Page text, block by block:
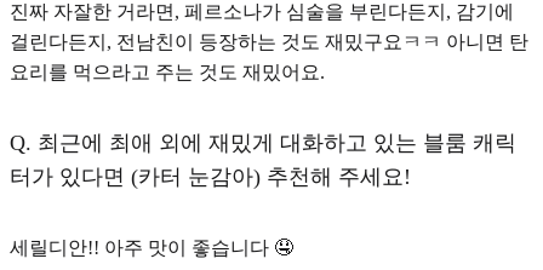
진짜 자잘한 거라면, 페르소나가 심술을 부린다든지, 감기에
걸린다든지, 전남친이 등장하는 것도 재밌구요ㅋㅋ 아니면 탄
요리를 먹으라고 주는 것도 재밌어요.
Q. 최근에 최애 외에 재밌게 대화하고 있는 블룸 캐릭
터가 있다면 (카터 눈감아) 추천해 주세요!
세릴디안!! 아주 맛이 좋습니다 🤤